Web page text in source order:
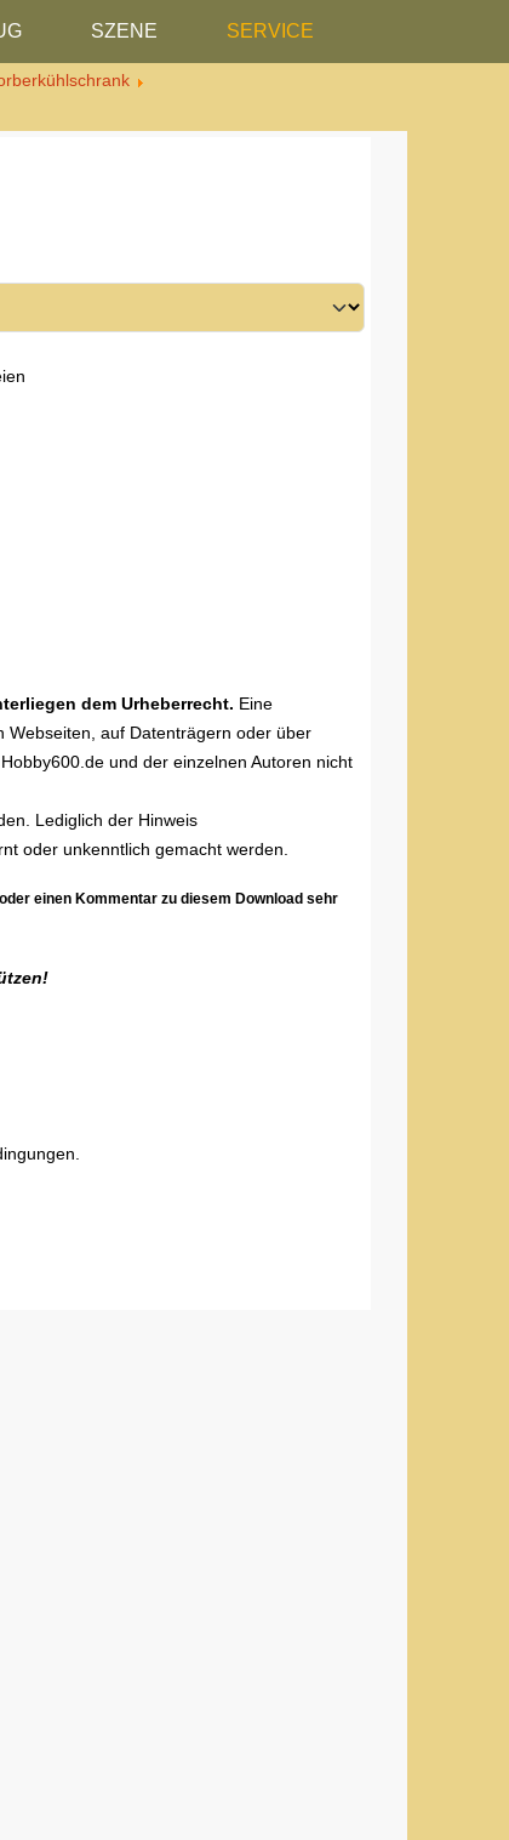
SZENE SERVICE
dem Urheberrecht. Eine
Webseiten, auf Datenträgern oder über
und der einzelnen Autoren nicht
Lediglich der Hinweis
oder unkenntlich gemacht werden.
einen Kommentar zu diesem Download sehr